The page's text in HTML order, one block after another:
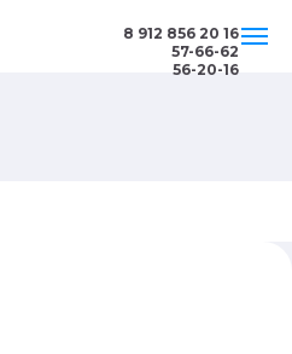
8 912 856 20 16
57-66-62
56-20-16